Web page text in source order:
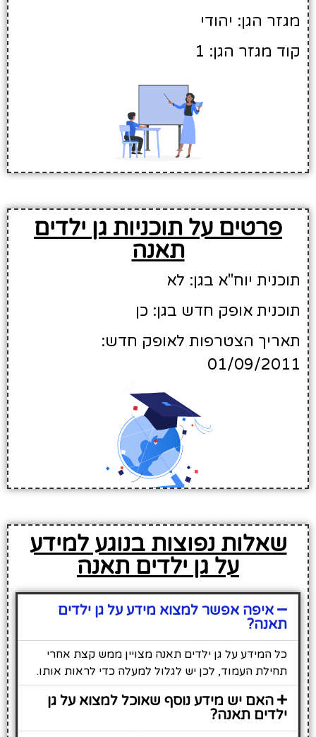
מגזר הגן: יהודי
קוד מגזר הגן: 1
פרטים על תוכניות גן ילדים
תאנה
תוכנית יוח"א בגן: לא
תוכנית אופק חדש בגן: כן
תאריך הצטרפות לאופק חדש:
01/09/2011
שאלות נפוצות בנוגע למידע
על גן ילדים תאנה
איפה אפשר למצוא מידע על גן ילדים
תאנה?
כל המידע על גן ילדים תאנה מצויין ממש קצת אחרי
תחילת העמוד, לכן יש לגלול למעלה כדי לראות אותו.
האם יש מידע נוסף שאוכל למצוא על גן
ילדים תאנה?